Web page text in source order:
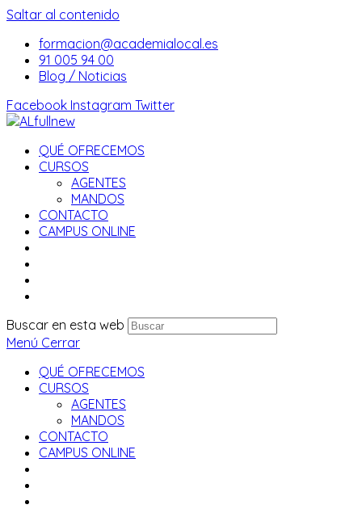
Saltar al contenido
formacion@academialocal.es
91 005 94 00
Blog / Noticias
Facebook Instagram Twitter
QUÉ OFRECEMOS
CURSOS
AGENTES
MANDOS
CONTACTO
CAMPUS ONLINE
Buscar en esta web
Menú Cerrar
QUÉ OFRECEMOS
CURSOS
AGENTES
MANDOS
CONTACTO
CAMPUS ONLINE